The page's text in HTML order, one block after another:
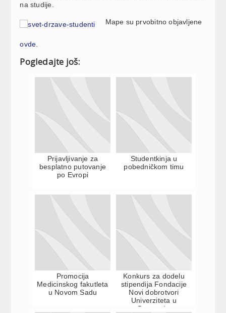
na studije.
Mape su prvobitno objavljene
ovde
Pogledajte još:
Prijavljivanje za
besplatno putovanje
po Evropi
Studentkinja u
pobedničkom timu
Promocija
Medicinskog fakutleta
u Novom Sadu
Konkurs za dodelu
stipendija Fondacije
Novi dobrotvori
Univerziteta u
Beogradu